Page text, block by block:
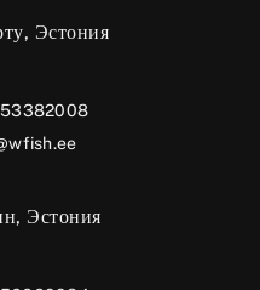
Эстония
53382008
Эстония